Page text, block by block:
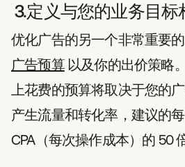
3.定义与您的业务目
优化广告的另一个非常重要
广告预算以及你的出价策略
上花费的预算将取决于您的
产生流量和转化率，建议的
CPA（每次操作成本）的 50 倍